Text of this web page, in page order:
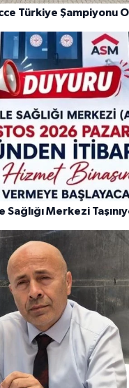
Türkiye Şampiyonu
Sağlığı Merkezi